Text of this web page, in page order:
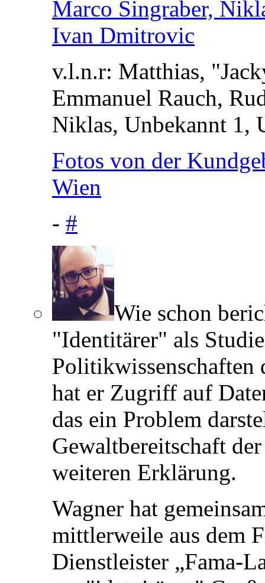
v.l.n.r: Matthias,
Emmanuel Rauch,
Niklas, Unbekannt 1,
Fotos von der
Wien
- #
Wie schon
"Identitärer" als
Politikwissenschaften
hat er Zugriff auf
das ein Problem
Gewaltbereitschaft
weiteren Erklärung.
Wagner hat
mittlerweile aus dem
Dienstleister „Fama-